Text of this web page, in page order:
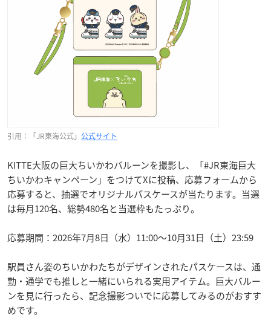
引用：「JR東海公式」 公式サイト
KITTE大阪の巨大ちいかわバルーンを撮影し、「#JR東海巨大
ちいかわキャンペーン」をつけてXに投稿、応募フォームから
応募すると、抽選でオリジナルパスケースが当たります。当選
は毎月120名、総勢480名と当選枠もたっぷり。
応募期間：2026年7月8日（水）11:00〜10月31日（土）23:59
駅員さん姿のちいかわたちがデザインされたパスケースは、通
勤・通学でも推しと一緒にいられる実用アイテム。巨大バルー
ンを見に行ったら、記念撮影ついでに応募してみるのがおすす
めです。